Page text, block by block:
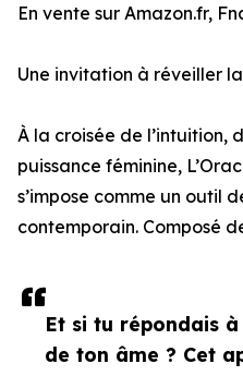
Et si tu répondais à
de ton âme ? Cet
En vente sur Amazon.fr,
Une invitation à réveiller
À la croisée de l’intuition,
puissance féminine,
s’impose comme un outil
contemporain. Composé